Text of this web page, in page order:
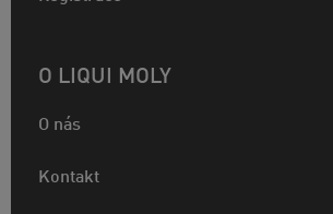
O LIQUI MOLY
O nás
Kontakt